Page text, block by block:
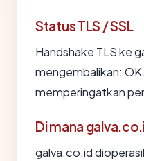
Status TLS / SSL
Handshake TLS ke
mengembalikan:
memperingatkan
Di mana
galva.co.id